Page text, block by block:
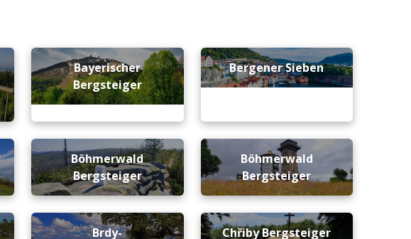
Bayerischer
Bergsteiger
Bergener Sieben
Böhmerwald
Bergsteiger
Böhmerwald
Bergsteiger
Brdy-
Chřiby Bergsteiger